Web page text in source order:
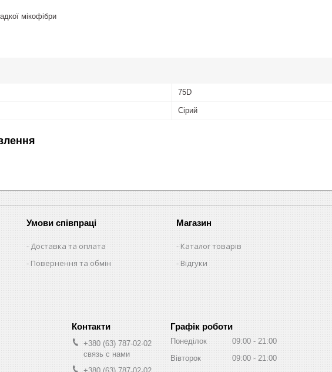
мікофібри
75D
Сірий
Умови співпраці
Доставка та оплата
Повернення та обмін
Магазин
Каталог товарів
Відгуки
+380 (63) 787-02-02
связь с нами
Графік роботи
Понеділок 09:00
21:00
Вівторок
09:00
21:00